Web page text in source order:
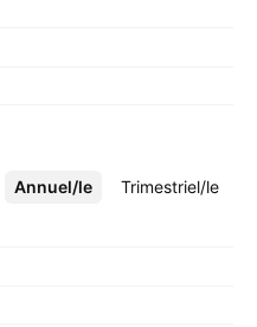
Annuel/le Trimestriel/le
Plus